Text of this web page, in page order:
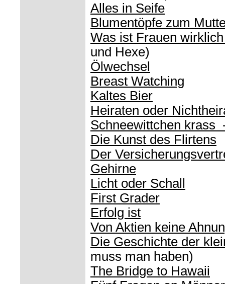
Alles in Seife
Blumentöpfe zum
Was ist Frauen
und Hexe)
Ölwechsel
Breast Watching
Kaltes Bier
Heiraten oder
Schneewittchen krass
Die Kunst des Flirtens
Der
Gehirne
Licht oder Schall
First Grader
Erfolg ist
Von Aktien keine
Die Geschichte der
muss man haben)
The Bridge to Hawaii